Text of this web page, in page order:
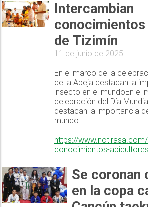
Intercambian
de Tizimín
11 de junio de 2025
En el marco de la
de la Abeja destacan la
insecto en el mundoEn el
celebración del Día
destacan la importancia
mundo
https://
conocimientos-
Se coronan
en la copa